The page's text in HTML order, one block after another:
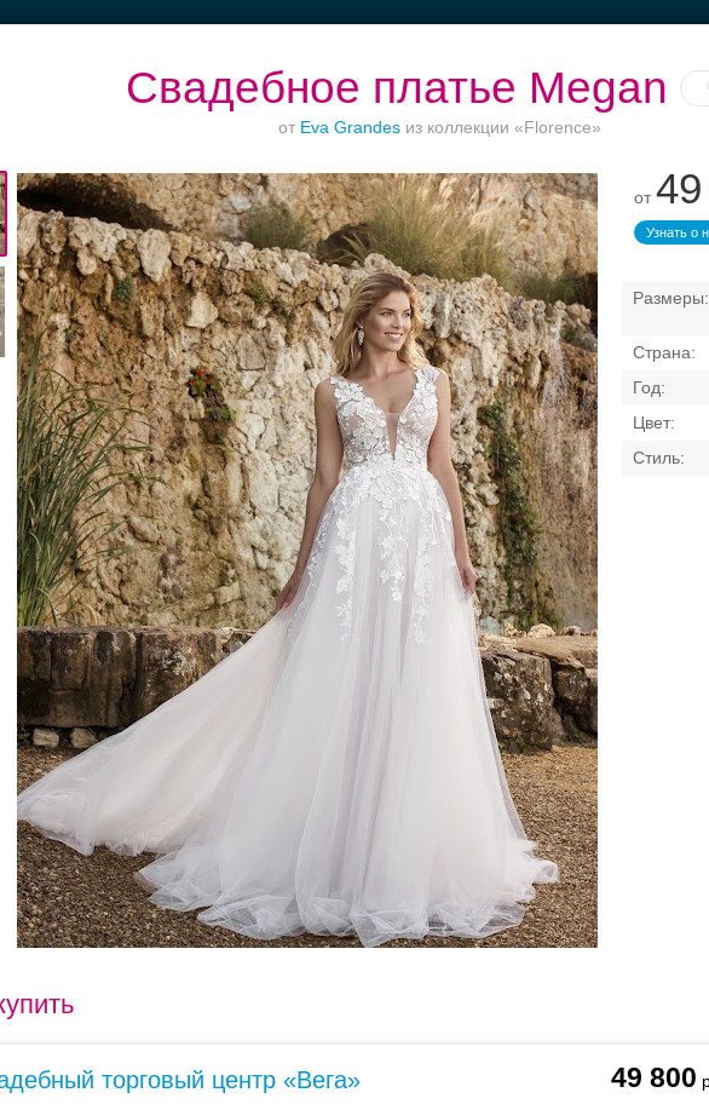
Свадебное платье Megan
от Eva Grandesиз коллекции «Florence»
от
Узнать о
торговый центр «Вега» 49 800
Торжества за
городом
Ваш безупречный
образ
Банкет в отеле
и услуги Свадебные платья Банкет Транспорт
Свадебные платья
свадебного платья
Прямое Бальное